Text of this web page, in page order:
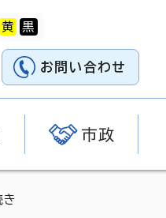
お問い合わせ
市政
き